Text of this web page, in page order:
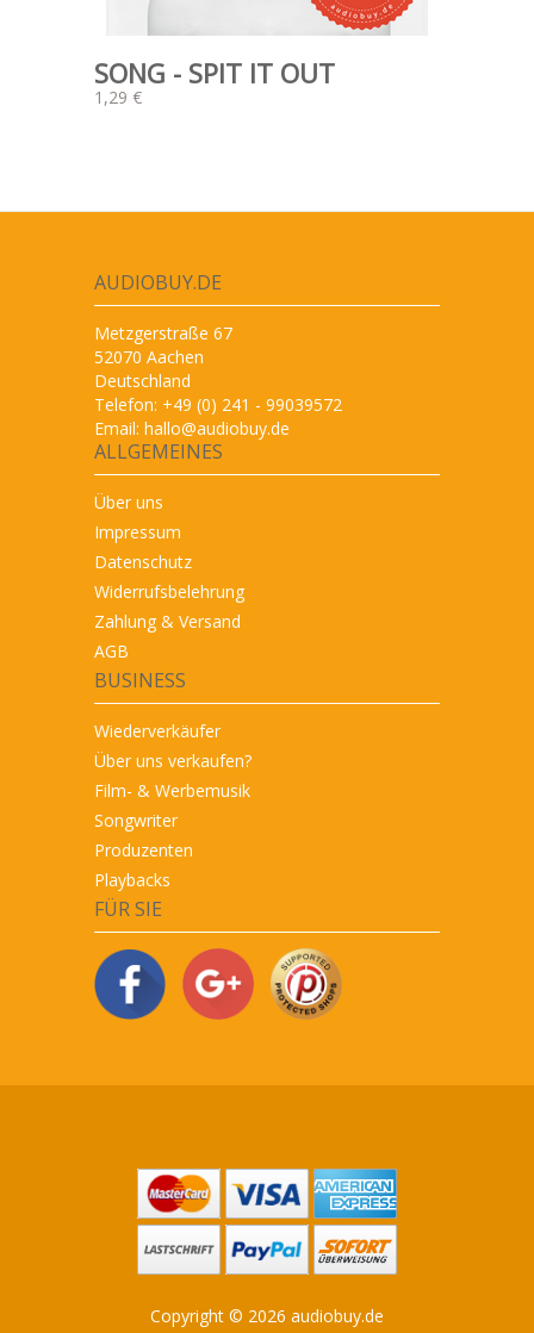
SONG - SPIT IT OUT
1,29 €
AUDIOBUY.DE
Metzgerstraße 67
52070 Aachen
Deutschland
Telefon: +49 (0) 241 - 99039572
Email: hallo@audiobuy.de
ALLGEMEINES
Über uns
Impressum
Datenschutz
Widerrufsbelehrung
Zahlung & Versand
AGB
BUSINESS
Wiederverkäufer
Über uns verkaufen?
Film- & Werbemusik
Songwriter
Produzenten
Playbacks
FÜR SIE
Copyright © 2026 audiobuy.de